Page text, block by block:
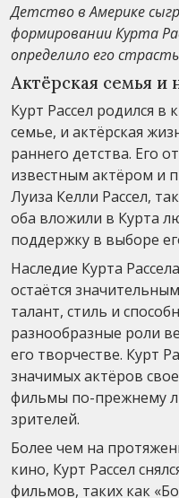
Детство в Америке
формировании Курта
определило его
Актёрская семья и
Курт Рассел родился в
семье, и актёрская
раннего детства. Его
известным актёром и
Луиза Келли Рассел,
оба вложили в Курта
поддержку в выборе
Наследие Курта
остаётся
талант, стиль и
разнообразные роли
его творчестве. Курт
значимых актёров
фильмы по-прежнему
зрителей.
Более чем на
кино, Курт Рассел
фильмов, таких как